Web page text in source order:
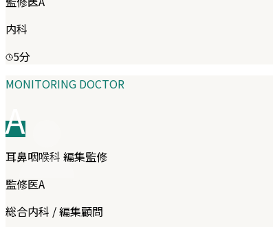
内科
5分
MONITORING DOCTOR
A
耳鼻咽喉科 編集監修
監修医A
総合内科 / 編集顧問